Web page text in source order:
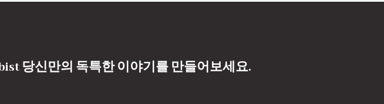
당신만의 독특한 이야기를 만들어보세요.